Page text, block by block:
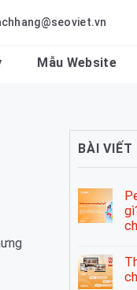
Mẫu Website
BÀI VIẾT